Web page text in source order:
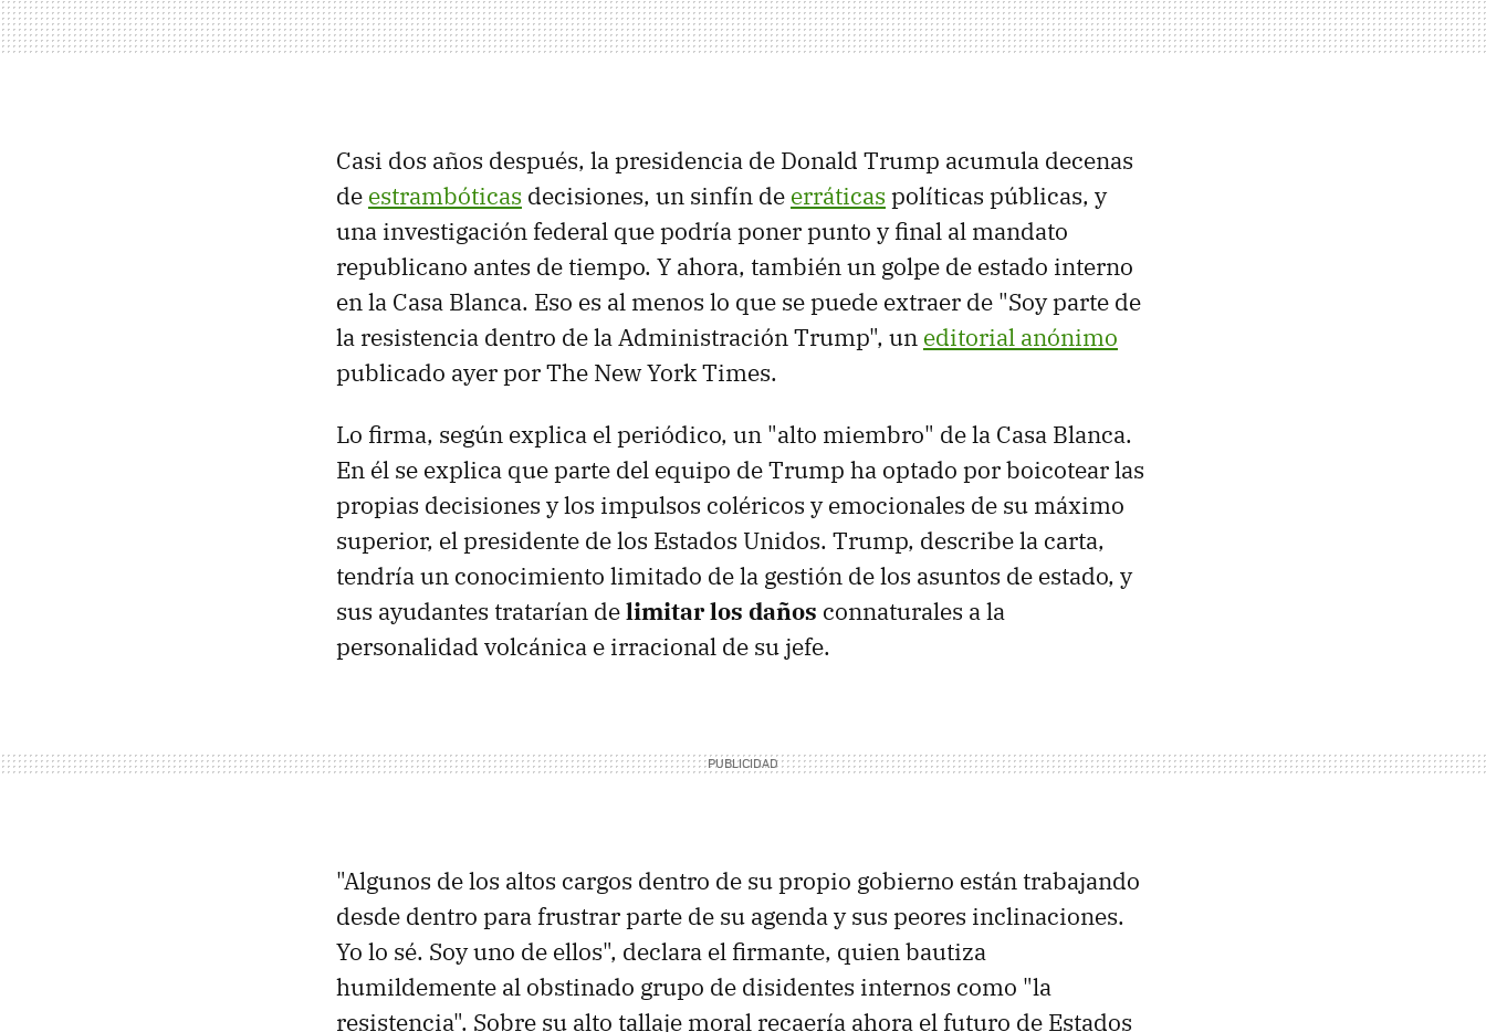
Casi dos años después, la presidencia de Donald Trump acumula decenas
de estrambóticas decisiones, un sinfín de erráticas políticas públicas, y
una investigación federal que podría poner punto y final al mandato
republicano antes de tiempo. Y ahora, también un golpe de estado interno
en la Casa Blanca. Eso es al menos lo que se puede extraer de "Soy parte de
la resistencia dentro de la Administración Trump", un editorial anónimo
publicado ayer por The New York Times.
Lo firma, según explica el periódico, un "alto miembro" de la Casa Blanca.
En él se explica que parte del equipo de Trump ha optado por boicotear las
propias decisiones y los impulsos coléricos y emocionales de su máximo
superior, el presidente de los Estados Unidos. Trump, describe la carta,
tendría un conocimiento limitado de la gestión de los asuntos de estado, y
sus ayudantes tratarían delimitar los daños connaturales a la
personalidad volcánica e irracional de su jefe.
"Algunos de los altos cargos dentro de su propio gobierno están trabajando
desde dentro para frustrar parte de su agenda y sus peores inclinaciones.
Yo lo sé. Soy uno de ellos", declara el firmante, quien bautiza
humildemente al obstinado grupo de disidentes internos como "la
resistencia". Sobre su alto tallaje moral recaería ahora el futuro de Estados